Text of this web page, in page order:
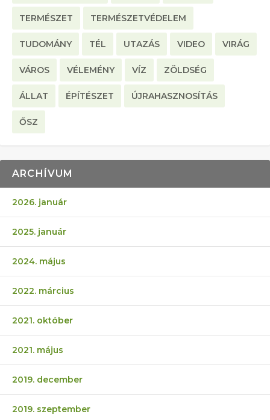
TERMÉSZET TERMÉSZETVÉDELEM
TUDOMÁNY TÉL UTAZÁS VIDEO VIRÁG
VÁROS VÉLEMÉNY VÍZ ZÖLDSÉG
ÁLLAT ÉPÍTÉSZET ÚJRAHASZNOSÍTÁS
ŐSZ
ARCHÍVUM
2026. január
2025. január
2024. május
2022. március
2021. október
2021. május
2019. december
2019. szeptember